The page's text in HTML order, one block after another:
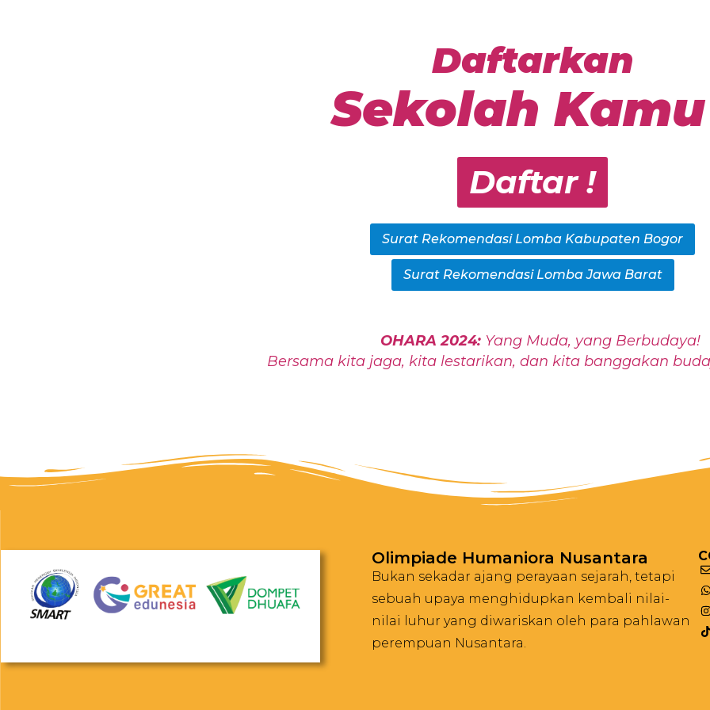
Daftarkan
Sekolah
Daftar !
Surat Rekomendasi Lomba Kabupaten Bogor
Surat Rekomendasi Lomba Jawa Barat
OHARA 2024: Yang Muda, yang Berbudaya!
Bersama kita jaga, kita lestarikan, dan kita banggakan
Olimpiade Humaniora Nusantara
Bukan sekadar ajang perayaan sejarah, tetapi
sebuah upaya menghidupkan kembali nilai-
nilai luhur yang diwariskan oleh para pahlawan
perempuan Nusantara.